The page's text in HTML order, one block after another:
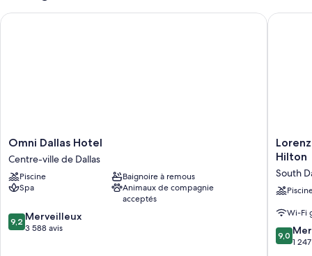
Omni
Dallas
Hotel
Centre-
ville
Dallas
Omni Dallas Hotel
Centre-ville de Dallas
Piscine
Baignoire à remous
Spa
Animaux de compagnie
acceptés
9.2
sur
9,2 Merveilleux
3 588 avis
Omni Dallas Hotel
Lorenzo
Hotel
Tapestry
Hilton
South
Dallas
Hilton
South
Wi-Fi
9.0
sur
9,0
1